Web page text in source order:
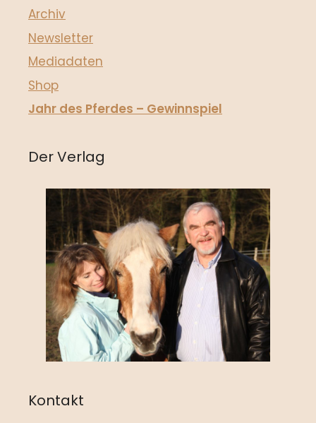
Archiv
Newsletter
Mediadaten
Shop
Jahr des Pferdes – Gewinnspiel
Der Verlag
Kontakt